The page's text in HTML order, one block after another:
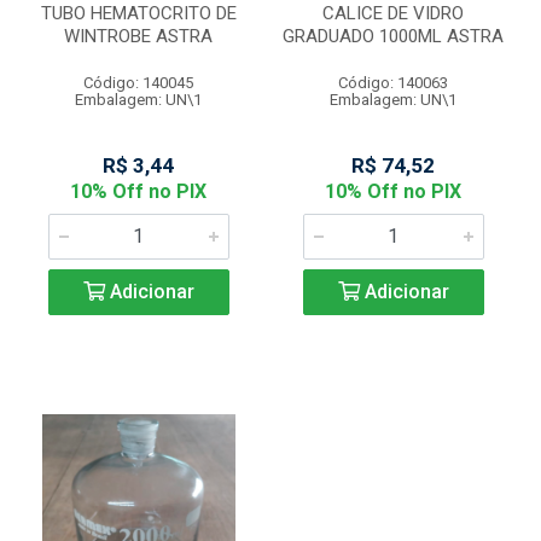
TUBO HEMATOCRITO DE
WINTROBE ASTRA
Código: 140045
Embalagem: UN\1
R$ 3,44
10% Off no PIX
Adicionar
CALICE DE VIDRO
GRADUADO 1000ML ASTRA
Código: 140063
Embalagem: UN\1
R$ 74,52
10% Off no PIX
Adicionar